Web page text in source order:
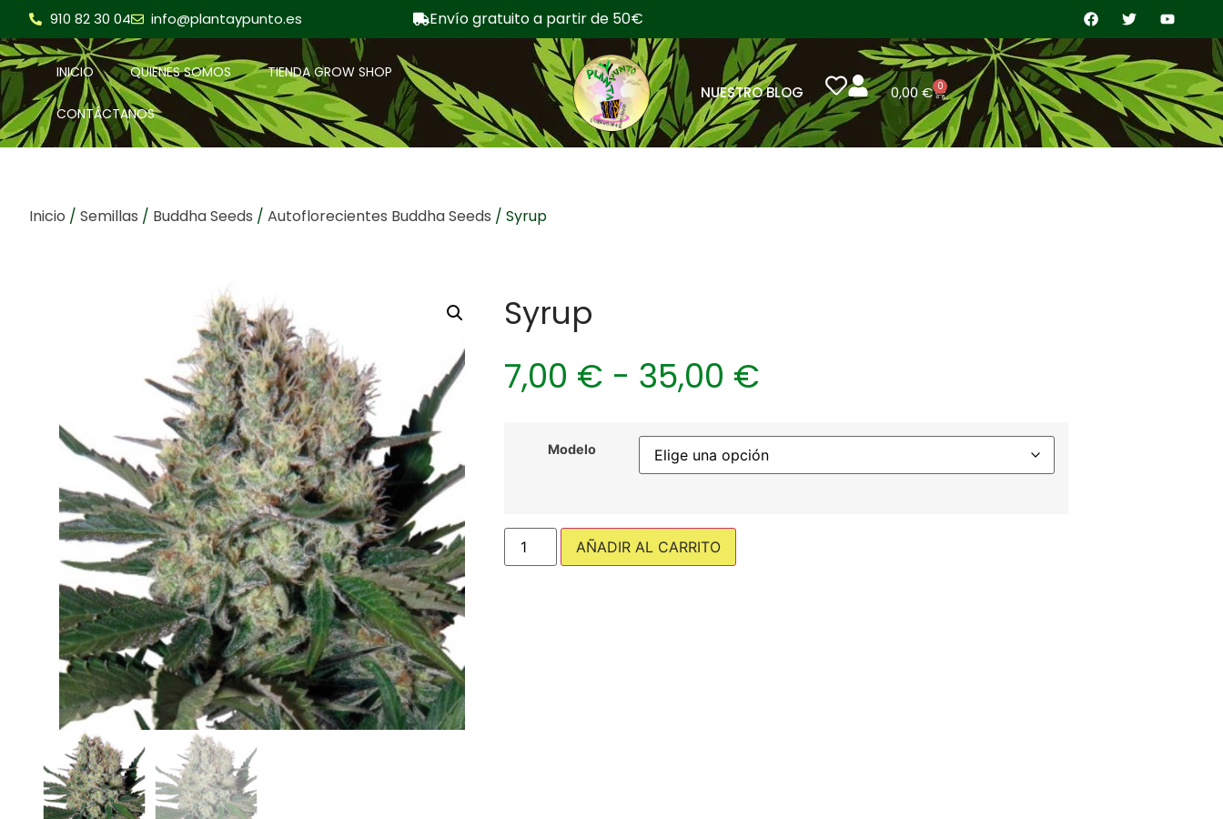
910 82 30 04 info@plantaypunto.es Envío gratuito a partir de 50€
INICIO QUIENES SOMOS TIENDA GROW SHOP
CONTÁCTANOS
NUESTRO BLOG 0,00€ 0
Inicio / Semillas / Buddha Seeds / Autoflorecientes Buddha Seeds / Syrup
Syrup
7,00 € - 35,00 €
Modelo
AÑADIR AL CARRITO